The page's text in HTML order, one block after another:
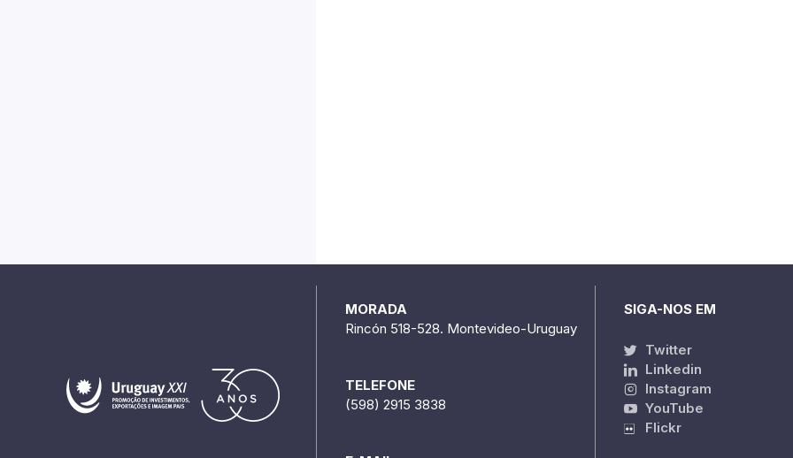
MORADA
Rincón 518-528. Montevideo-Uruguay
TELEFONE
(598) 2915 3838
SIGA-NOS EM
Twitter
Linkedin
Instagram
YouTube
Flickr